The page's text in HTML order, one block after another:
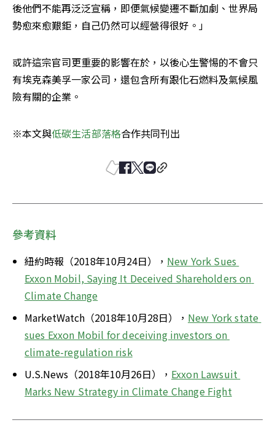
後他們不能再泛泛宣稱，即便氣候變遷不斷加劇、世界局
勢愈來愈艱鉅，自己仍然可以經營得很好。」
或許這宗官司更重要的影響在於，以後心生警惕的不會只
有埃克森美孚一家公司，還包含所有跟化石燃料及氣候風
險有關的企業。
※本文與低碳生活部落格合作共同刊出
參考資料
紐約時報（2018年10月24日）， New York Sues
Exxon Mobil, Saying It Deceived Shareholders on
Climate Change
MarketWatch（2018年10月28日）， New York state
sues Exxon Mobil for deceiving investors on
climate-regulation risk
U.S.News（2018年10月26日）， Exxon Lawsuit
Marks New Strategy in Climate Change Fight